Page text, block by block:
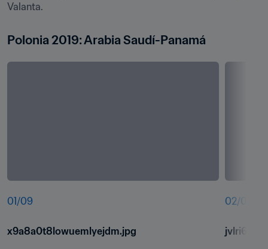
Valanta.
Polonia 2019: Arabia Saudí-Panamá
01 /09
x9a8a0t8lowuemlyejdm.jpg
02/09